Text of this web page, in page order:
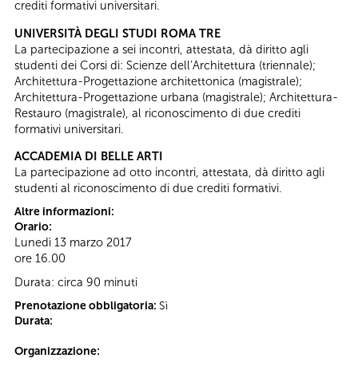
crediti formativi universitari.
UNIVERSITÀ DEGLI STUDI ROMA TRE
La partecipazione a sei incontri, attestata, dà diritto agli
studenti dei Corsi di: Scienze dell’Architettura (triennale);
Architettura-Progettazione architettonica (magistrale);
Architettura-Progettazione urbana (magistrale); Architettura-
Restauro (magistrale), al riconoscimento di due crediti
formativi universitari.
ACCADEMIA DI BELLE ARTI
La partecipazione ad otto incontri, attestata, dà diritto agli
studenti al riconoscimento di due crediti formativi.
Altre informazioni:
Orario:
Lunedì 13 marzo 2017
ore 16.00
Durata: circa 90 minuti
Prenotazione obbligatoria: Sì
Durata:
Organizzazione: